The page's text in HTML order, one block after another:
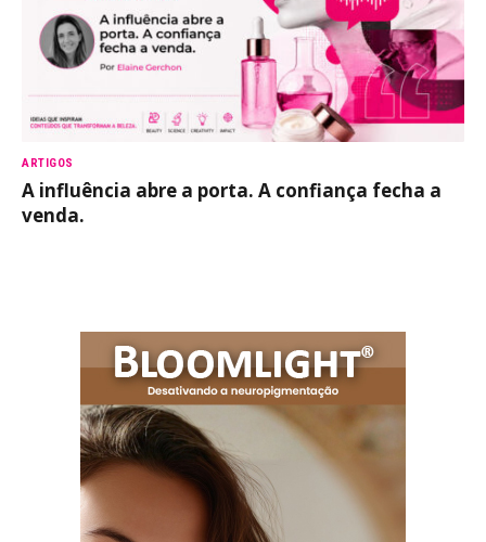
ARTIGOS
A influência abre a porta. A confiança fecha a
venda.